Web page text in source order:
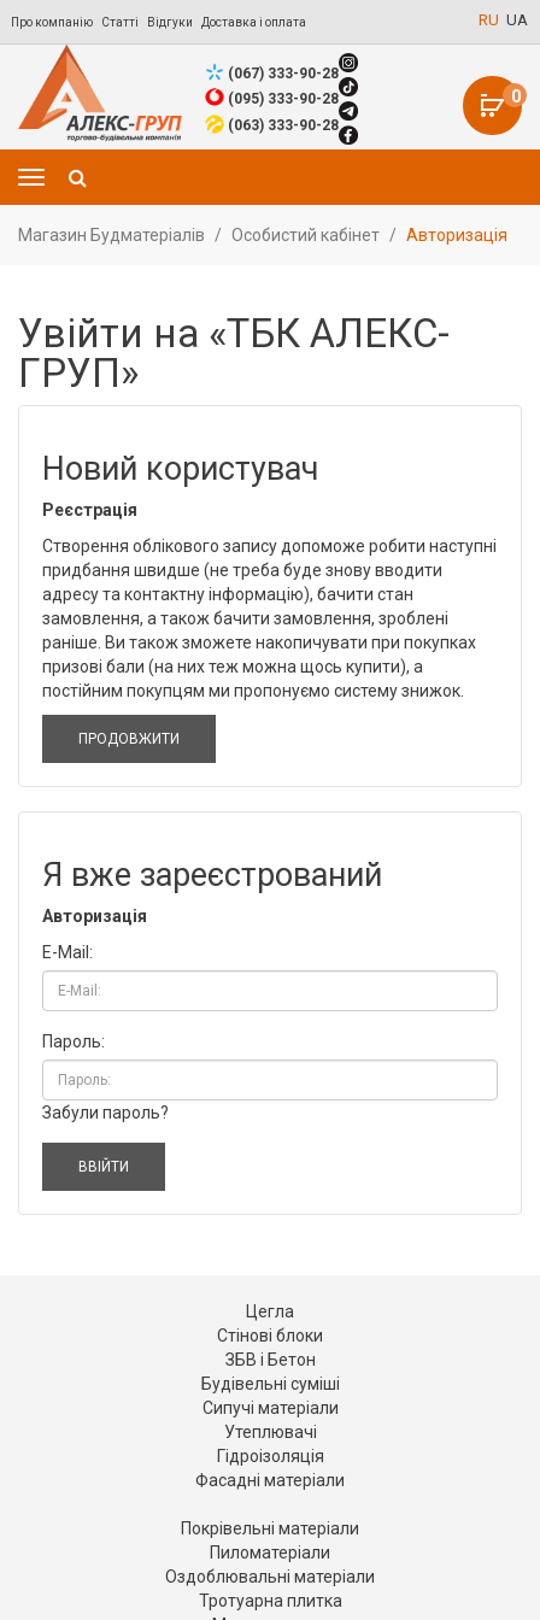
Про компанію Статті Відгуки Доставка і оплата RU UA
0
(067) 333-90-28
(095) 333-90-28
(063) 333-90-28
Магазин Будматеріалів Особистий кабінет Авторизація
Увійти на «ТБК АЛЕКС-
ГРУП»
Новий користувач
Реєстрація
Створення облікового запису допоможе робити наступні
придбання швидше (не треба буде знову вводити
адресу та контактну інформацію), бачити стан
замовлення, а також бачити замовлення, зроблені
раніше. Ви також зможете накопичувати при покупках
призові бали (на них теж можна щось купити), а
постійним покупцям ми пропонуємо систему знижок.
ПРОДОВЖИТИ
Я вже зареєстрований
Авторизація
E-Mail:
Пароль:
Забули пароль?
Цегла
Стінові блоки
ЗБВ і Бетон
Будівельні суміші
Сипучі матеріали
Утеплювачі
Гідроізоляція
Фасадні матеріали
Покрівельні матеріали
Пиломатеріали
Оздоблювальні матеріали
Тротуарна плитка